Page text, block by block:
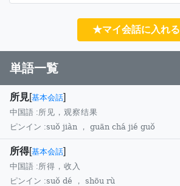
★マイ会話に入れる
単語一覧
所見[基本会話]
中国語 :所见，观察结果
ピンイン :suǒ jiàn ， guān chá jié guǒ
所得[基本会話]
中国語 :所得，收入
ピンイン :suǒ dé ， shōu rù